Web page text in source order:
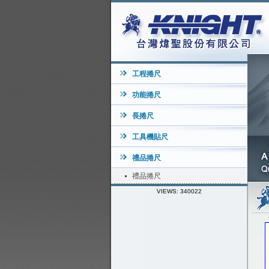
工程捲尺
功能捲尺
長捲尺
工具機貼尺
禮品捲尺
禮品捲尺
VIEWS: 340022